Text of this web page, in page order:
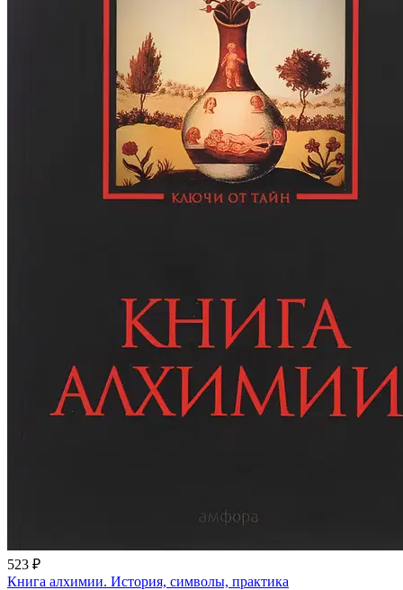
523 ₽
Книга алхимии. История, символы, практика